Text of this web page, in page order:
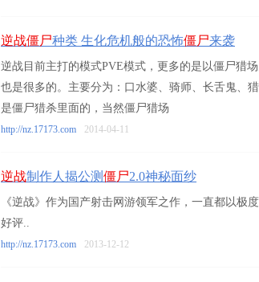
逆战僵尸种类 生化危机般的恐怖僵尸来袭
逆战目前主打的模式PVE模式，更多的是以僵尸猎
也是很多的。主要分为：口水婆、骑师、长舌鬼、
是僵尸猎杀里面的，当然僵尸猎场
http://nz.17173.com 2014-04-11
逆战制作人揭公测僵尸2.0神秘面纱
《逆战》作为国产射击网游领军之作，一直都以极
好评..
http://nz.17173.com 2013-12-12